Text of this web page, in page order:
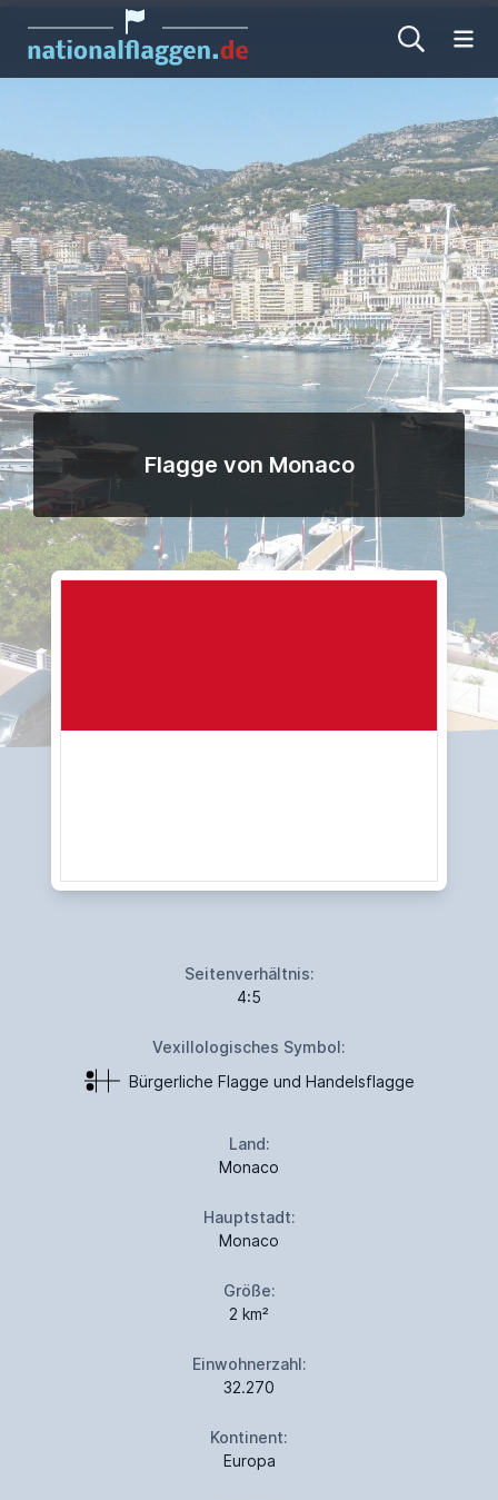
Flagge von Monaco
Seitenverhältnis:
4:5
Vexillologisches Symbol:
Bürgerliche Flagge und Handelsflagge
Land:
Monaco
Hauptstadt:
Monaco
Größe:
2 km²
Einwohnerzahl:
32.270
Kontinent:
Europa